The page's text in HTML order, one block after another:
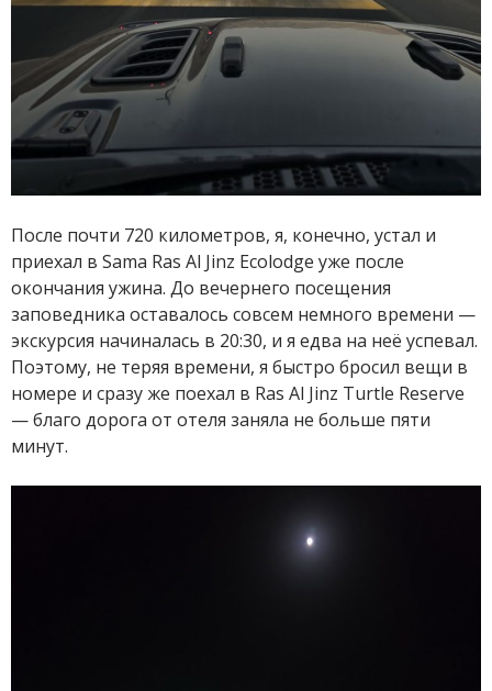
После почти 720 километров, я, конечно, устал и
приехал в Sama Ras Al Jinz Ecolodge уже после
окончания ужина. До вечернего посещения
заповедника оставалось совсем немного времени —
экскурсия начиналась в 20:30, и я едва на неё успевал.
Поэтому, не теряя времени, я быстро бросил вещи в
номере и сразу же поехал в Ras Al Jinz Turtle Reserve
— благо дорога от отеля заняла не больше пяти
минут.